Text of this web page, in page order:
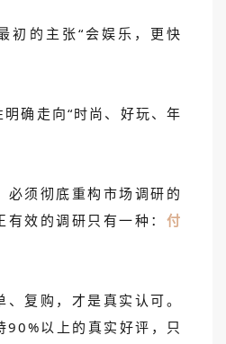
初的主张“会娱乐，更快
确走向“时尚、好玩、年
必须彻底重构市场调研的
效的调研只有一种： 付
复购，才是真实认可。
90%以上的真实好评，只